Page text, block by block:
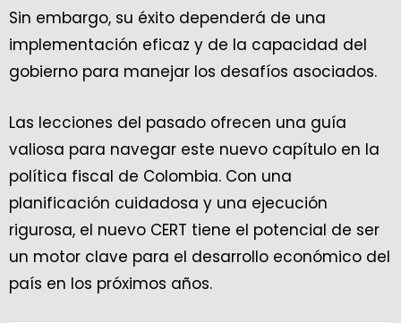
Sin embargo, su éxito dependerá de una
implementación eficaz y de la capacidad del
gobierno para manejar los desafíos asociados.
Las lecciones del pasado ofrecen una guía
valiosa para navegar este nuevo capítulo en la
política fiscal de Colombia. Con una
planificación cuidadosa y una ejecución
rigurosa, el nuevo CERT tiene el potencial de ser
un motor clave para el desarrollo económico del
país en los próximos años.